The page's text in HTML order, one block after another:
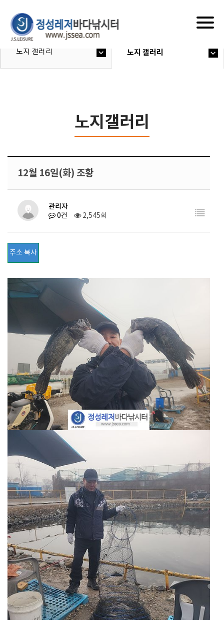
노지 갤러리 노지 갤러리
노지갤러리
12월 16일(화) 조황
관리자
0건 2,545회
주소 복사